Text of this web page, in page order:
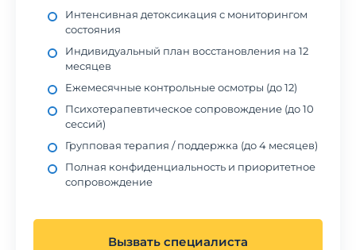
Интенсивная детоксикация с мониторингом
состояния
Индивидуальный план восстановления на 12
месяцев
Ежемесячные контрольные осмотры (до 12)
Психотерапевтическое сопровождение (до 10
сессий)
Групповая терапия / поддержка (до 4 месяцев)
Полная конфиденциальность и приоритетное
сопровождение
Вызвать специалиста